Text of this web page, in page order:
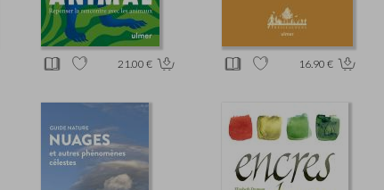
21.00 € 16.90 €